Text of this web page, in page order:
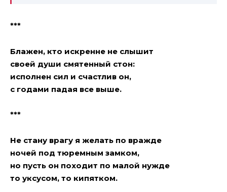
***
Блажен, кто искренне не слышит
своей души смятенный стoн:
исполнен сил и счастлив он,
с годами падая все выше.
***
Не стану врагу я желать по вражде
ночей под тюремным замком,
но пусть он походит по малой нужде
то уксусом, то кипятком.